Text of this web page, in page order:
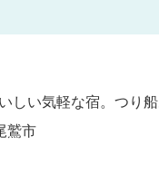
しい気軽な宿。つり船
鷲市